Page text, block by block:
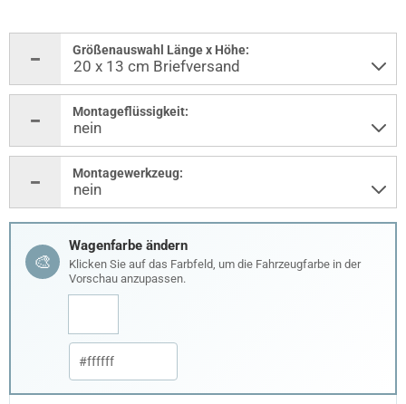
Größenauswahl Länge x Höhe:
Montageflüssigkeit:
Montagewerkzeug:
🎨
Wagenfarbe ändern
Klicken Sie auf das Farbfeld, um die Fahrzeugfarbe in der
Vorschau anzupassen.